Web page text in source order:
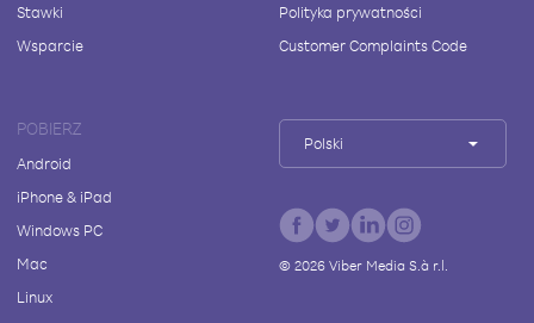
Stawki
Wsparcie
Polityka prywatności
Customer Complaints Code
POBIERZ
Android
iPhone & iPad
Windows PC
Mac
Linux
Polski
© 2026Viber Media S.à r.l.